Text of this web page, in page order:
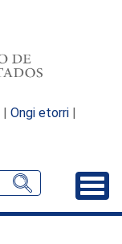
| Ongi etorri |